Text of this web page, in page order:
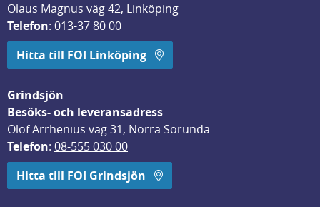
Olaus Magnus väg 42, Linköping
Telefon: 013-37 80 00
Hitta till FOI Linköping
Grindsjön
Besöks- och leveransadress
Olof Arrhenius väg 31, Norra Sorunda
Telefon: 08-555 030 00
Hitta till FOI Grindsjön